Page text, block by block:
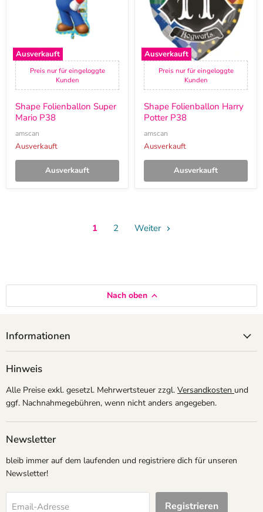
Ausverkauft
Preis nur für eingeloggte
Kunden
Shape Folienballon Super
Mario P38
amscan
Ausverkauft
Ausverkauft
Ausverkauft
Preis nur für eingeloggte
Kunden
Shape Folienballon Harry
Potter P38
amscan
Ausverkauft
Ausverkauft
1 2 Weiter
Nach oben
Informationen
Hinweis
Alle Preise exkl. gesetzl. Mehrwertsteuer zzgl. Versandkosten und
ggf. Nachnahmegebühren, wenn nicht anders angegeben.
Newsletter
bleib immer auf dem laufenden und registriere dich für unseren
Newsletter!
Email-Adresse Registrieren